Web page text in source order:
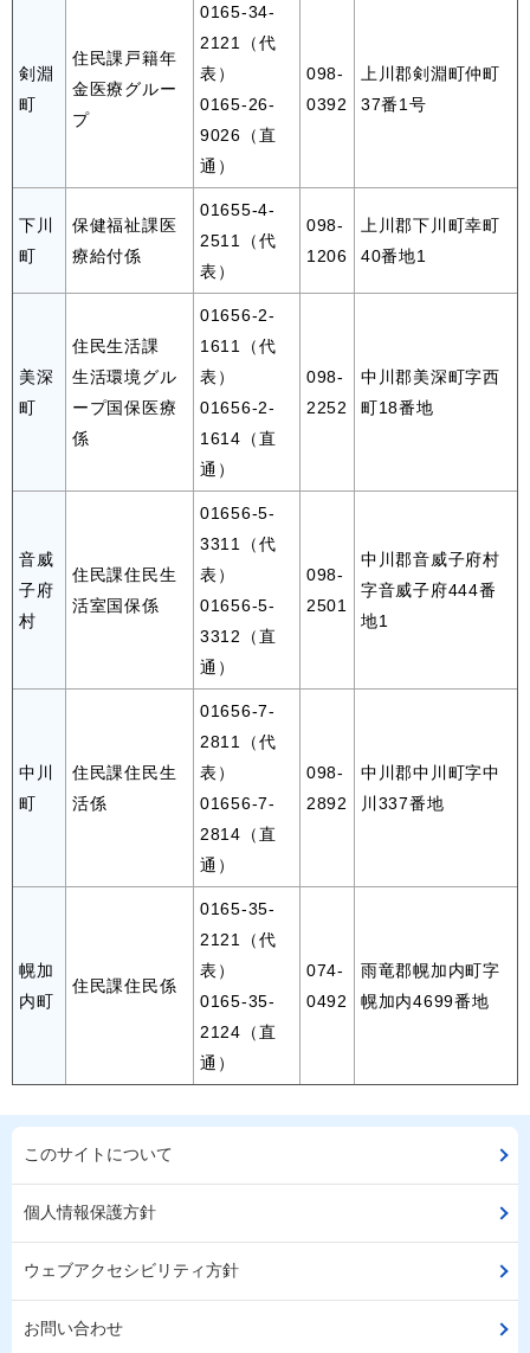
剣淵
町
住民課戸籍年
金医療グルー
プ
0165-34-
2121（代
表）
0165-26-
9026（直
通）
098-
0392
上川郡剣淵町仲町
37番1号
下川
町
保健福祉課医
療給付係
01655-4-
2511（代
表）
098-
1206
上川郡下川町幸町
40番地1
美深
町
住民生活課
生活環境グル
ープ国保医療
係
01656-2-
1611（代
表）
01656-2-
1614（直
通）
098-
2252
中川郡美深町字西
町18番地
音威
子府
村
住民課住民生
活室国保係
01656-5-
3311（代
表）
01656-5-
3312（直
通）
098-
2501
中川郡音威子府村
字音威子府444番
地1
中川
町
住民課住民生
活係
01656-7-
2811（代
表）
01656-7-
2814（直
通）
098-
2892
中川郡中川町字中
川337番地
幌加
内町
住民課住民係
0165-35-
2121（代
表）
0165-35-
2124（直
通）
074-
0492
雨竜郡幌加内町字
幌加内4699番地
このサイトについて
個人情報保護方針
ウェブアクセシビリティ方針
お問い合わせ